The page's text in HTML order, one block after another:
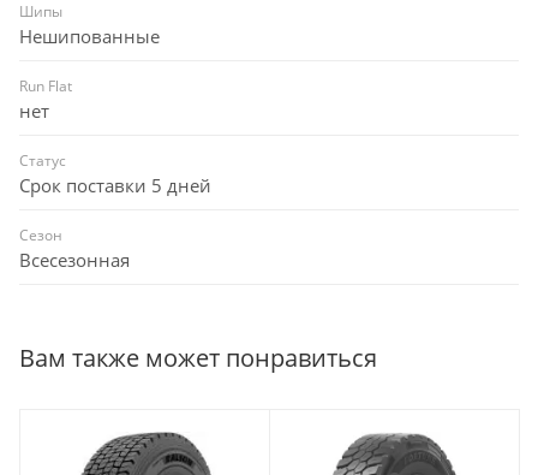
Шипы
Нешипованные
Run Flat
нет
Статус
Срок поставки 5 дней
Сезон
Всесезонная
Вам также может понравиться